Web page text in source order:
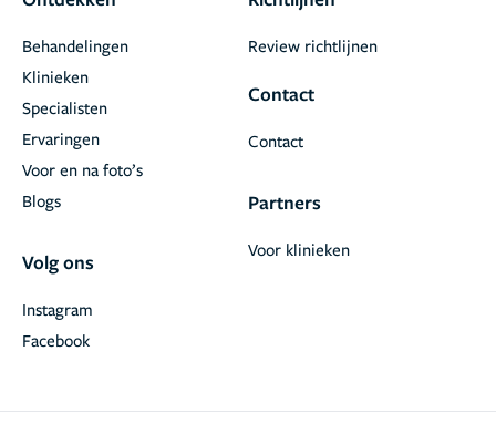
Behandelingen
Klinieken
Specialisten
Ervaringen
Voor en na foto’s
Blogs
Volg ons
Facebook
Instagram
Review richtlijnen
Contact
Contact
Partners
Voor klinieken